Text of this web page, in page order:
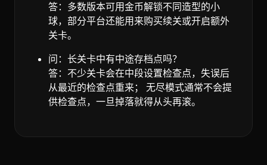
答：多数版本可用金币解锁不同造型的小
球，部分平台还能用来购买续关或开启额外
关卡。
问：长关卡中有中途存档点吗？
答：不少关卡会在中段设置检查点，失误后
从最近的检查点重来； 无尽模式通常不会提
供检查点，一旦掉落就得从头再滚。